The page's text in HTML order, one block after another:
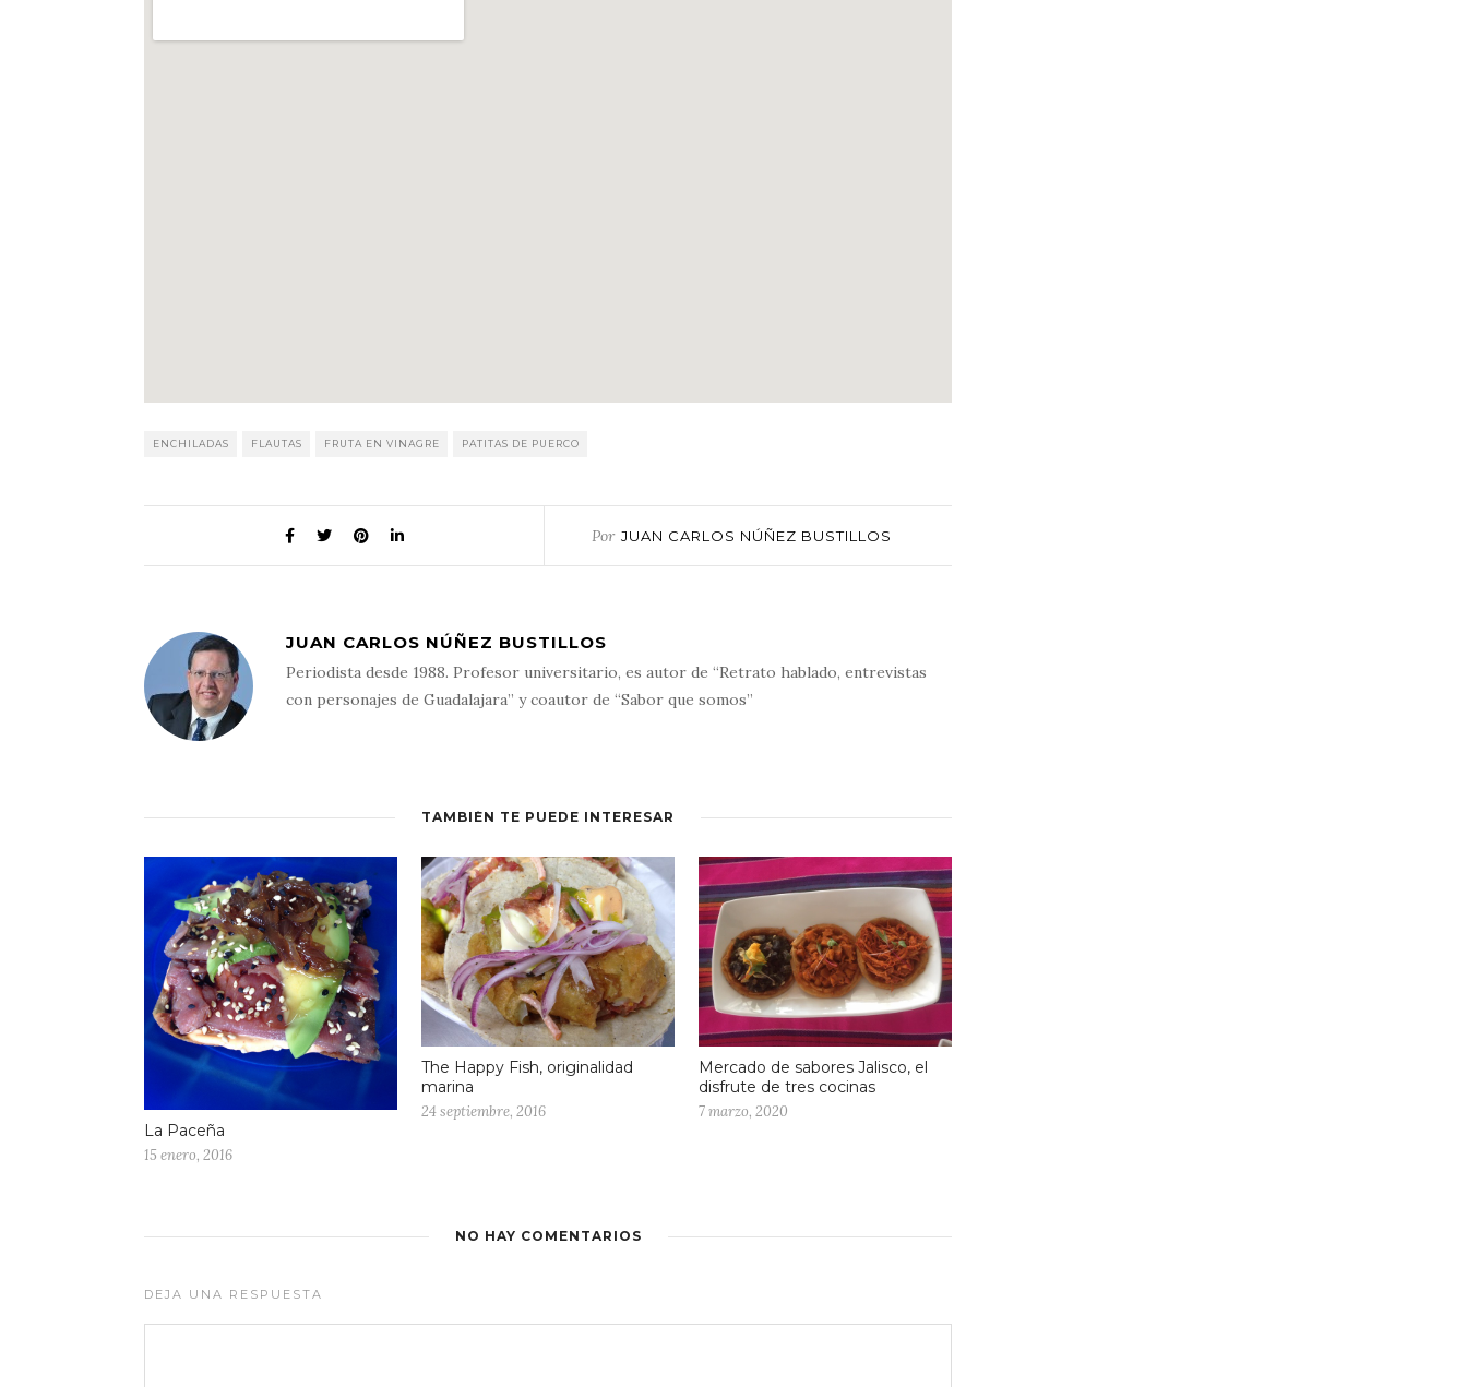
ENCHILADAS FLAUTAS FRUTA EN VINAGRE PATITAS DE PUERCO
Por JUAN CARLOS NÚÑEZ BUSTILLOS
JUAN CARLOS NÚÑEZ BUSTILLOS
Periodista desde 1988. Profesor universitario, es autor de “Retrato hablado, entrevistas
con personajes de Guadalajara” y coautor de “Sabor que somos”
TAMBIÉN TE PUEDE INTERESAR
La Paceña
15 enero, 2016
The Happy Fish, originalidad
marina
24 septiembre, 2016
Mercado de sabores Jalisco, el
disfrute de tres cocinas
7 marzo, 2020
NO HAY COMENTARIOS
DEJA UNA RESPUESTA